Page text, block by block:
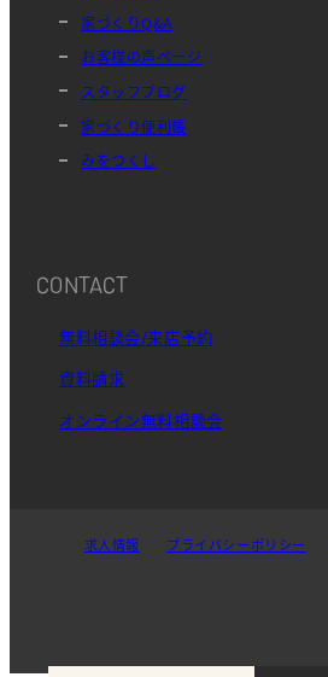
家づくりQ&A
お客様の声ページ
スタッフブログ
家づくり便利帳
みをつくし
CONTACT
無料相談会/来店予約
資料請求
オンライン無料相談会
求人情報 プライバシーポリシー